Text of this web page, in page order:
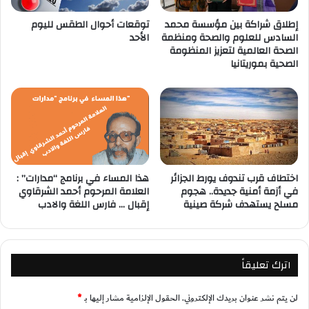
إطلاق شراكة بين مؤسسة محمد
السادس للعلوم والصحة ومنظمة
الصحة العالمية لتعزيز المنظومة
الصحية بموريتانيا
توقعات أحوال الطقس لليوم
الأحد
اختطاف قرب تندوف يورط الجزائر
في أزمة أمنية جديدة.. هجوم
مسلح يستهدف شركة صينية
هذا المساء في برنامج “مدارات” :
العلامة المرحوم أحمد الشرقاوي
إقبال … فارس اللغة والادب
اترك تعليقاً
لن يتم نشر عنوان بريدك الإلكتروني.الحقول الإلزامية مشار إليها بـ*